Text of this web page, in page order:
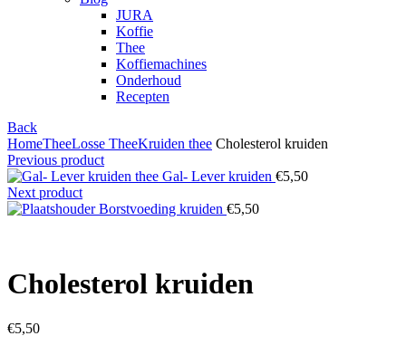
JURA
Koffie
Thee
Koffiemachines
Onderhoud
Recepten
Back
HomeTheeLosse TheeKruiden thee Cholesterol kruiden
Previous product
Gal- Lever kruiden €5,50
Next product
Borstvoeding kruiden €5,50
Cholesterol kruiden
€5,50